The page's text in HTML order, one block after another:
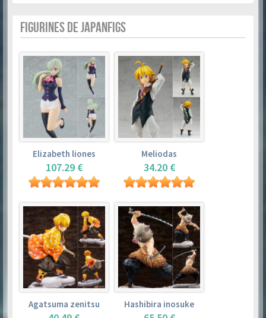
FIGURINES DE JAPANFIGS
Elizabeth liones
107.29 €
Meliodas
34.20 €
Agatsuma zenitsu Hashibira inosuke